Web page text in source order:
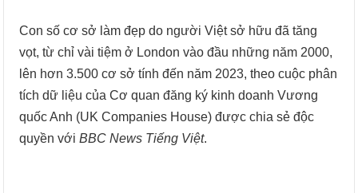
Con số cơ sở làm đẹp do người Việt sở hữu đã tăng
vọt, từ chỉ vài tiệm ở London vào đầu những năm 2000,
lên hơn 3.500 cơ sở tính đến năm 2023, theo cuộc phân
tích dữ liệu của Cơ quan đăng ký kinh doanh Vương
quốc Anh (UK Companies House) được chia sẻ độc
quyền vớiBBC News Tiếng Việt.